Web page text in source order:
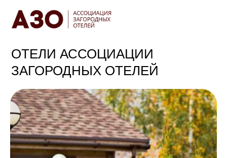
ОТЕЛИ АССОЦИАЦИИ
ЗАГОРОДНЫХ ОТЕЛЕЙ